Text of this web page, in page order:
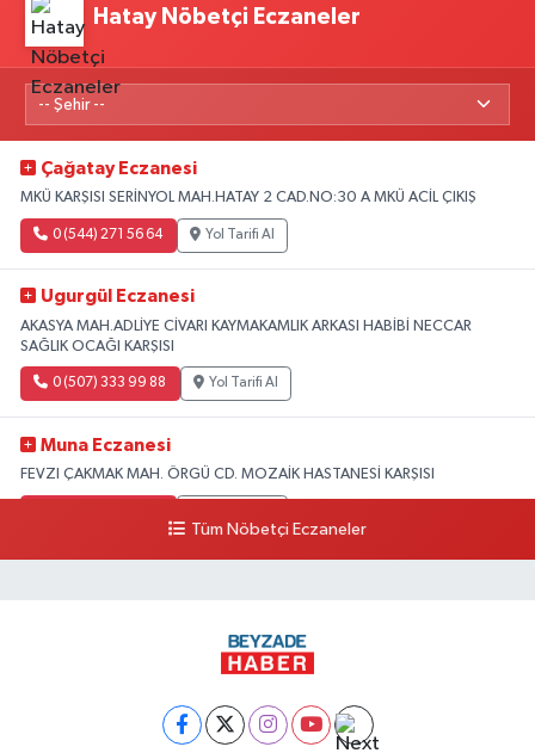
Hatay Nöbetçi Eczaneler
Çağatay Eczanesi
MKÜ KARŞISI SERİNYOL MAH.HATAY 2 CAD.NO:30 A MKÜ ACİL ÇIKIŞ
0 (544) 271 56 64 Yol Tarifi Al
Ugurgül Eczanesi
AKASYA MAH.ADLİYE CİVARI KAYMAKAMLIK ARKASI HABİBİ NECCAR
SAĞLIK OCAĞI KARŞISI
0 (507) 333 99 88 Yol Tarifi Al
Muna Eczanesi
FEVZI ÇAKMAK MAH. ÖRGÜ CD. MOZAİK HASTANESİ KARŞISI
Yol Tarifi Al
Büşra Sarı Eczanesi
Defne devlet hastanesi karşısı Bostancık Mah.
Tüm Nöbetçi Eczaneler